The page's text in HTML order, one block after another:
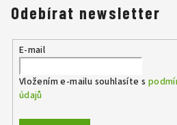
Odebírat newsletter
E-mail
Vložením e-mailu souhlasíte s
údajů